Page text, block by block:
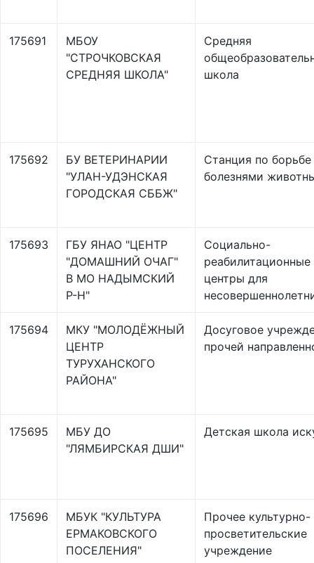
175691
МБОУ
"СТРОЧКОВСКАЯ
СРЕДНЯЯ ШКОЛА"
Средняя
школа
175692
БУ ВЕТЕРИНАРИИ
"УЛАН-УДЭНСКАЯ
ГОРОДСКАЯ СББЖ"
Станция по борьбе
болезнями
175693
ГБУ ЯНАО "ЦЕНТР
"ДОМАШНИЙ ОЧАГ"
В МО НАДЫМСКИЙ
Р-Н"
Социально-
реабилитационные
центры для
175694
МКУ "МОЛОДЁЖНЫЙ
ЦЕНТР
ТУРУХАНСКОГО
РАЙОНА"
Досуговое
прочей
175695
МБУ ДО
"ЛЯМБИРСКАЯ ДШИ"
Детская школа
175696
МБУК "КУЛЬТУРА
ЕРМАКОВСКОГО
ПОСЕЛЕНИЯ"
Прочее культурно-
просветительские
учреждение